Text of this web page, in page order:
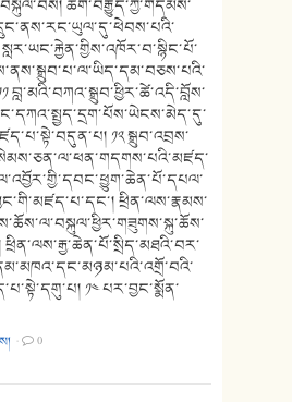
ཆིག་བརྒྱུད་ཀྱི་གདམས་
སླར་ཡང་རྐྱེན་གྱིས་འཁོར་བ་སྙིང་པོ་
བླ་མའི་བཀའ་སྒྲུབ་ཕྱིར་ཚེ་འདི་བློས་
༡༢ སྒྲུབ་འབྲས་
ཕྲིན་ལས་རྣམས་
༡༤ པར་བྱང་སྨོན་
· 0